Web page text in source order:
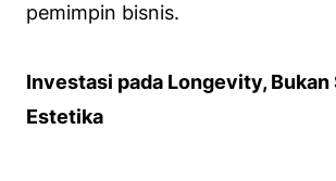
pemimpin bisnis.
Investasi pada Longevity, Bukan
Estetika